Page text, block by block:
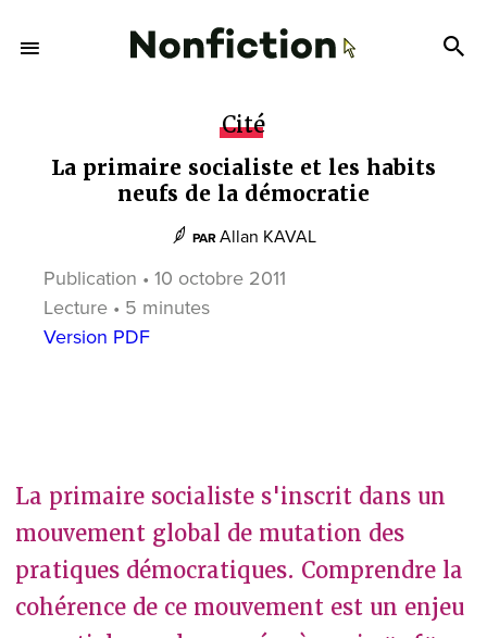
Cité
La primaire socialiste et les habits
neufs de la démocratie
PAR Allan KAVAL
Publication • 10 octobre 2011
Lecture • 5 minutes
Version PDF
La primaire socialiste s'inscrit dans un
mouvement global de mutation des
pratiques démocratiques. Comprendre la
cohérence de ce mouvement est un enjeu